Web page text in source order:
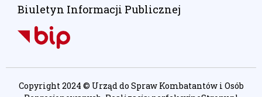
Biuletyn Informacji Publicznej
Copyright 2024 © Urząd do Spraw Kombatantów i Osób